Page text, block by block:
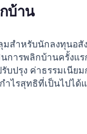
บ้าน
สำหรับนักลงทุนอสั
ารพลิกบ้านครั้งแร
ปรุง ค่าธรรมเนีย
ำไรสุทธิที่เป็นไปไ